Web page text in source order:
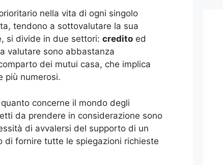
nella vita di ogni singolo
tendono a sottovalutare la sua
si divide in due settori: credito ed
valutare sono abbastanza
dei mutui casa, che implica
più numerosi.
concerne il mondo degli
da prendere in considerazione sono
di avvalersi del supporto di un
fornire tutte le spiegazioni richieste